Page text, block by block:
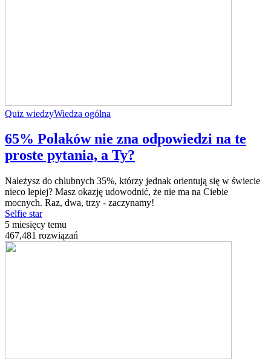
Quiz wiedzyWiedza ogólna
65% Polaków nie zna odpowiedzi na te
proste pytania, a Ty?
Należysz do chlubnych 35%, którzy jednak orientują się w świecie
nieco lepiej? Masz okazję udowodnić, że nie ma na Ciebie
mocnych. Raz, dwa, trzy - zaczynamy!
Selfie star
5 miesięcy temu
467,481 rozwiązań